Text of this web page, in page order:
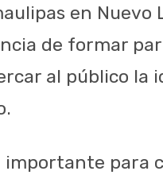
en Nuevo
de formar
al público la
importante para